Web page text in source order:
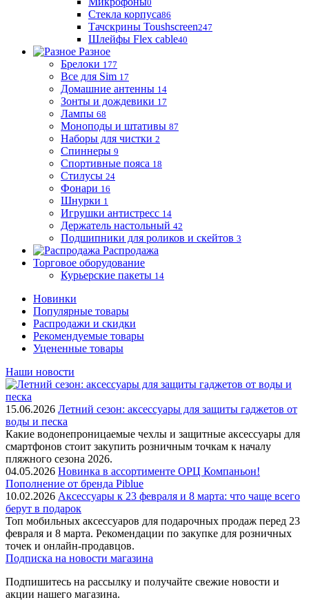
0
Стекла корпуса86
Тачскрины Toushscreen247
Шлейфы Flex cable40
Разное
Брелоки 177
Все для Sim 17
Домашние антенны 14
Зонты и дождевики 17
Лампы 68
Моноподы и штативы 87
Наборы для чистки 2
Спиннеры 9
Спортивные пояса 18
Стилусы 24
Фонари 16
Шнурки 1
Игрушки антистресс 14
Держатель настольный 42
Подшипники для роликов и скейтов 3
Распродажа
Торговое оборудование
Курьерские пакеты 14
Новинки
Популярные товары
Распродажи и скидки
Рекомендуемые товары
Уцененные товары
Наши новости
15.06.2026 Летний сезон: аксессуары для защиты гаджетов от
воды и песка
Какие водонепроницаемые чехлы и защитные аксессуары для
смартфонов стоит закупить розничным точкам к началу
пляжного сезона 2026.
04.05.2026 Новинка в ассортименте OРЦ Компаньон!
Пополнение от бренда Piblue
10.02.2026 Аксессуары к 23 февраля и 8 марта: что чаще всего
берут в подарок
Топ мобильных аксессуаров для подарочных продаж перед 23
февраля и 8 марта. Рекомендации по закупке для розничных
точек и онлайн-продавцов.
Подписка на новости магазина
Подпишитесь на рассылку и получайте свежие новости и
акции нашего магазина.